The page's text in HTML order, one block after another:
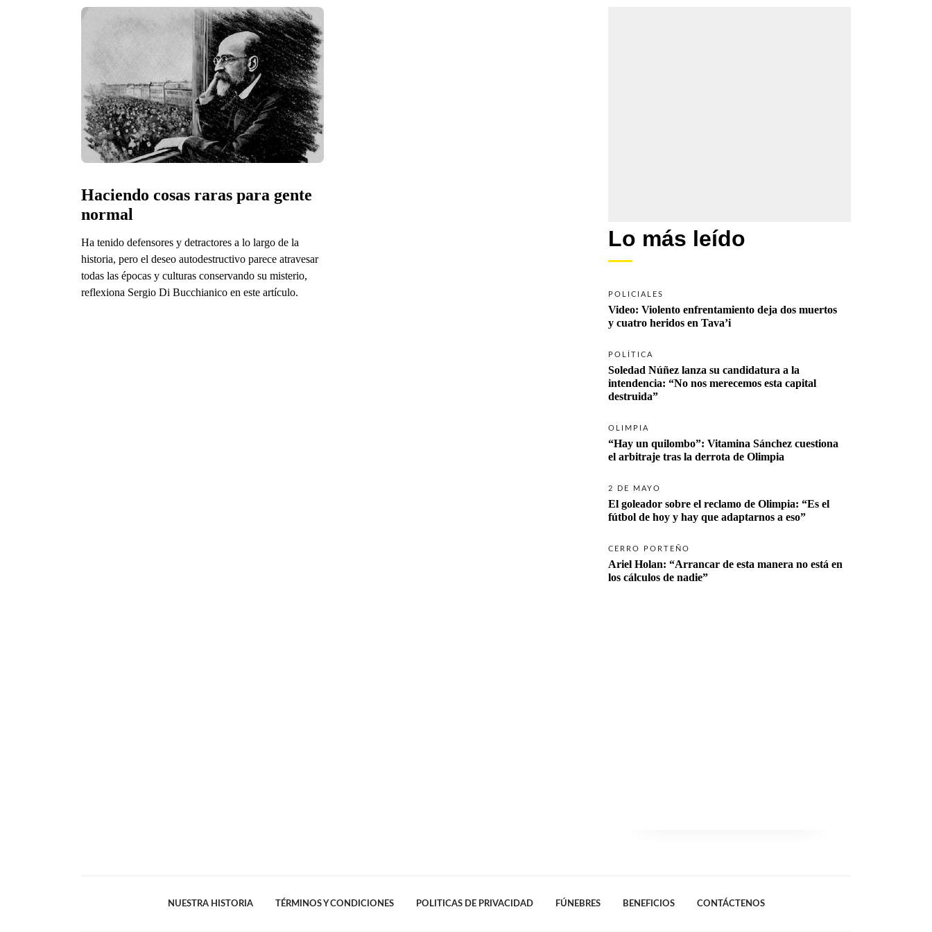
Haciendo cosas raras para gente
normal
Ha tenido defensores y detractores a lo largo de la
historia, pero el deseo autodestructivo parece atravesar
todas las épocas y culturas conservando su misterio,
reflexiona Sergio Di Bucchianico en este artículo.
Lo más leído
POLICIALES
Video: Violento enfrentamiento deja dos muertos
y cuatro heridos en Tava’i
POLÍTICA
Soledad Núñez lanza su candidatura a la
intendencia: “No nos merecemos esta capital
destruida”
OLIMPIA
“Hay un quilombo”: Vitamina Sánchez cuestiona
el arbitraje tras la derrota de Olimpia
2 DE MAYO
El goleador sobre el reclamo de Olimpia: “Es el
fútbol de hoy y hay que adaptarnos a eso”
CERRO PORTEÑO
Ariel Holan: “Arrancar de esta manera no está en
los cálculos de nadie”
NUESTRA HISTORIA TÉRMINOS Y CONDICIONES POLITICAS DE PRIVACIDAD FÚNEBRES BENEFICIOS CONTÁCTENOS